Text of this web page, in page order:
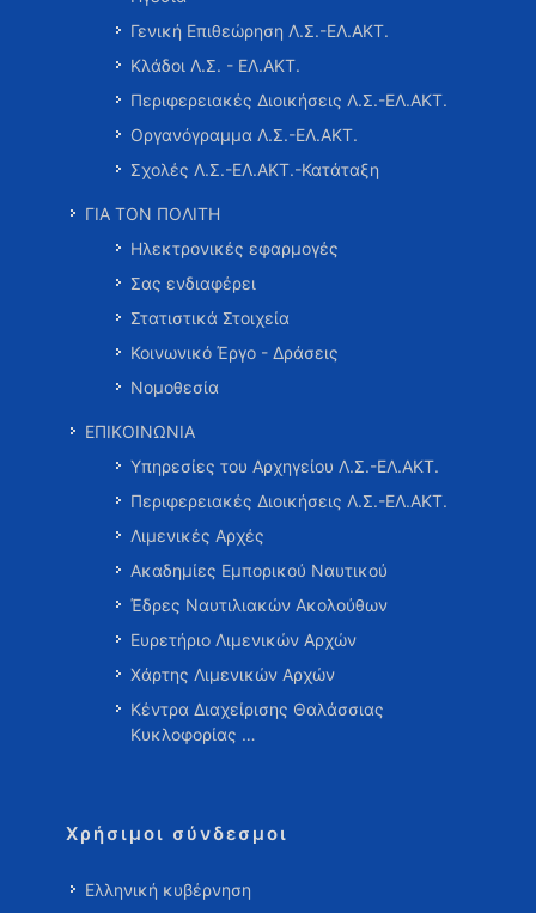
Γενική Επιθεώρηση Λ.Σ.-ΕΛ.ΑΚΤ.
Κλάδοι Λ.Σ. - ΕΛ.ΑΚΤ.
Περιφερειακές Διοικήσεις Λ.Σ.-ΕΛ.ΑΚΤ.
Οργανόγραμμα Λ.Σ.-ΕΛ.ΑΚΤ.
Σχολές Λ.Σ.-ΕΛ.ΑΚΤ.-Κατάταξη
ΓΙΑ ΤΟΝ ΠΟΛΙΤΗ
Ηλεκτρονικές εφαρμογές
Σας ενδιαφέρει
Στατιστικά Στοιχεία
Κοινωνικό Έργο - Δράσεις
Νομοθεσία
ΕΠΙΚΟΙΝΩΝΙΑ
Υπηρεσίες του Αρχηγείου Λ.Σ.-ΕΛ.ΑΚΤ.
Περιφερειακές Διοικήσεις Λ.Σ.-ΕΛ.ΑΚΤ.
Λιμενικές Αρχές
Ακαδημίες Εμπορικού Ναυτικού
Έδρες Ναυτιλιακών Ακολούθων
Ευρετήριο Λιμενικών Αρχών
Χάρτης Λιμενικών Αρχών
Κέντρα Διαχείρισης Θαλάσσιας
Κυκλοφορίας …
Χρήσιμοι σύνδεσμοι
Ελληνική κυβέρνηση